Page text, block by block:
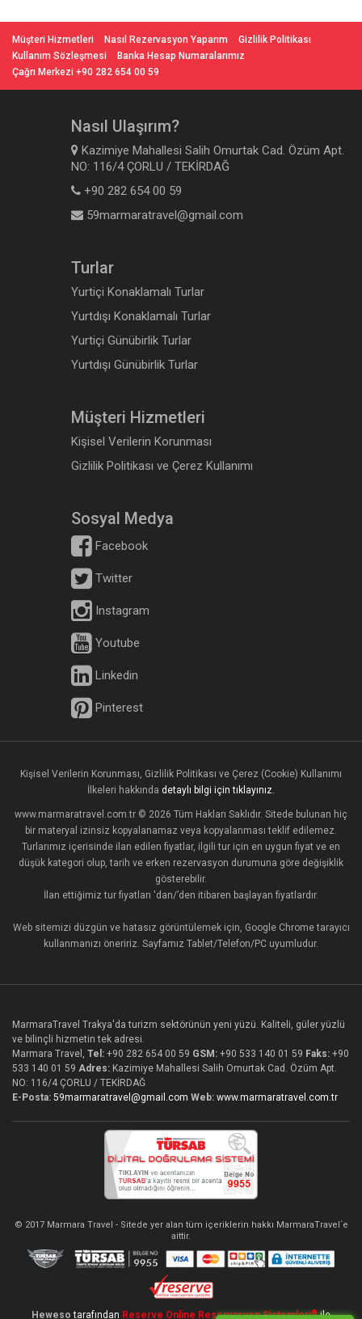
Müşteri Hizmetleri Nasıl Rezervasyon Yaparım
Gizlilik Politikası
Kullanım Sözleşmesi
Banka Hesap Numaralarımız
Çağrı Merkezi +90 282 654 00 59
Nasıl Ulaşırım?
Kazimiye Mahallesi Salih Omurtak Cad. Özüm Apt.
NO: 116/4 ÇORLU / TEKİRDAĞ
+90 282 654 00 59
59marmaratravel@gmail.com
Turlar
Yurtiçi Konaklamalı Turlar
Yurtdışı Konaklamalı Turlar
Yurtiçi Günübirlik Turlar
Yurtdışı Günübirlik Turlar
Müşteri Hizmetleri
Kişisel Verilerin Korunması
Gizlilik Politikası ve Çerez Kullanımı
Sosyal Medya
Facebook
Twitter
Instagram
Youtube
Linkedin
Pinterest
Kişisel Verilerin Korunması, Gizlilik Politikası ve Çerez (Cookie) Kullanımı
İlkeleri hakkında detaylı bilgi için tıklayınız.
www.marmaratravel.com.tr © 2026 Tüm Hakları Saklıdır. Sitede bulunan hiç
bir materyal izinsiz kopyalanamaz veya kopyalanması teklif edilemez.
Turlarımız içerisinde ilan edilen fiyatlar, ilgili tur için en uygun fiyat ve en
düşük kategori olup, tarih ve erken rezervasyon durumuna göre değişiklik
gösterebilir.
İlan ettiğimiz tur fiyatları 'dan/’den itibaren başlayan fiyatlardır.
Web sitemizi düzgün ve hatasız görüntülemek için, Google Chrome tarayıcı
kullanmanızı öneririz. Sayfamız Tablet/Telefon/PC uyumludur.
MarmaraTravel Trakya'da turizm sektörünün yeni yüzü. Kaliteli, güler yüzlü
ve bilinçli hizmetin tek adresi.
Marmara Travel, Tel: +90 282 654 00 59 GSM: +90 533 140 01 59 Faks: +90
533 140 01 59 Adres: Kazimiye Mahallesi Salih Omurtak Cad. Özüm Apt.
NO: 116/4 ÇORLU / TEKİRDAĞ
E-Posta: 59marmaratravel@gmail.com Web: www.marmaratravel.com.tr
© 2017 Marmara Travel - Sitede yer alan tüm içeriklerin hakkı MarmaraTravel´e
aittir.
Heweso tarafından Reserve Online Reservasyon Sistemleri®ile